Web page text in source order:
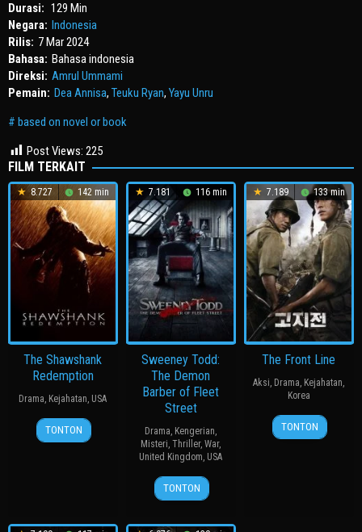
Durasi: 129 Min
Negara: Indonesia
Rilis: 7 Mar 2024
Bahasa: Bahasa indonesia
Direksi: Amrul Ummami
Pemain: Dea Annisa, Teuku Ryan, Yayu Unru
based on novel or book
Post Views: 225
FILM TERKAIT
8.727 142 min
The Shawshank
Redemption
Drama, Kejahatan, USA
23
Sep
John
R.
TONTON
7.181 116 min
Sweeney Todd:
The Demon
Barber of Fleet
Street
Drama, Kengerian,
Misteri,Thriller,War,
United Kingdom, USA
21
Dec
Tim
Burton
TONTON
7.189 133 min
The Front Line
Aksi, Drama, Kejahatan,
Korea
20
Jul
장
훈
TONTON